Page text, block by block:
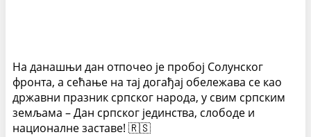
На данашњи дан отпочео је пробој Солунског
фронта, а сећање на тај догађај обележава се као
државни празник српског народа, у свим српским
земљама – Дан српског јединства, слободе и
националне заставе! 🇷🇸